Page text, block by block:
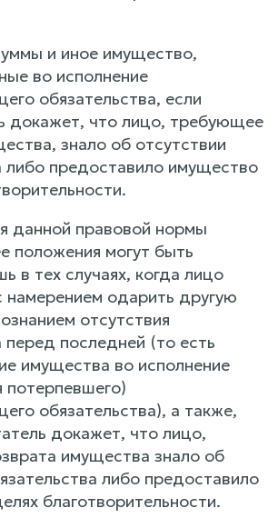
и иное имущество,
во исполнение
обязательства, если
докажет, что лицо, требующее
знало об отсутствии
либо предоставило имущество
данной правовой нормы
положения могут быть
в тех случаях, когда лицо
намерением одарить другую
отсутствия
перед последней (то есть
имущества во исполнение
обязательства), а также,
докажет, что лицо,
имущества знало об
либо предоставило
благотворительности.